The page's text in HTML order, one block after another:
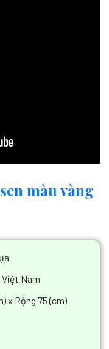
màu vàng
Nam
x Rộng 75 (cm)